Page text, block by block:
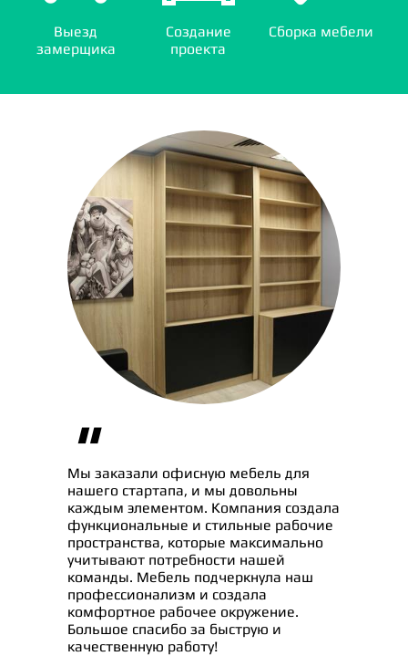
Выезд
замерщика
Создание
проекта
Сборка мебели
"
Мы заказали офисную мебель для
нашего стартапа, и мы довольны
каждым элементом. Компания создала
функциональные и стильные рабочие
пространства, которые максимально
учитывают потребности нашей
команды. Мебель подчеркнула наш
профессионализм и создала
комфортное рабочее окружение.
Большое спасибо за быструю и
качественную работу!